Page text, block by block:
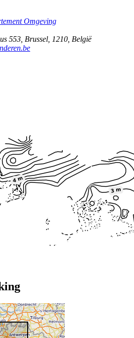
Omgeving
553 Brussel 1210 België